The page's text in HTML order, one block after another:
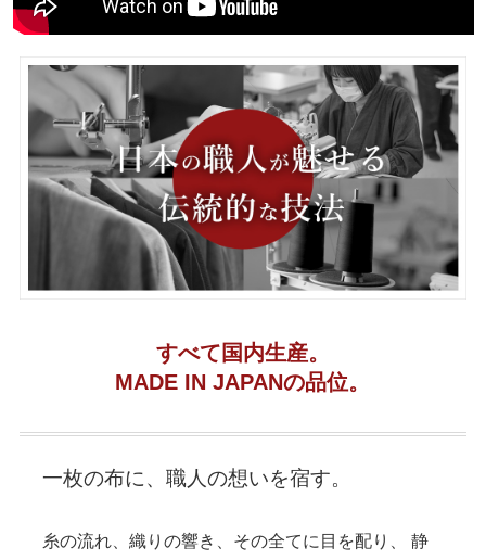
すべて国内生産。
MADE IN JAPANの品位。
一枚の布に、職人の想いを宿す。
糸の流れ、織りの響き、その全てに目を配り、 静